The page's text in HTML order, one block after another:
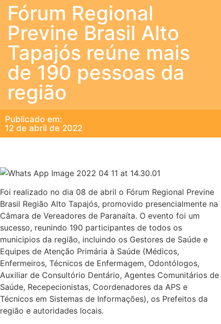
Fórum Regional
Previne Brasil Alto
Tapajós reúne mais
de 190 pessoas da
região
Publicado em:
12 de abril de 2022
Foi realizado no dia 08 de abril o Fórum Regional Previne
Brasil Região Alto Tapajós, promovido presencialmente na
Câmara de Vereadores de Paranaíta. O evento foi um
sucesso, reunindo 190 participantes de todos os
municipios da região, incluindo os Gestores de Saúde e
Equipes de Atenção Primária à Saúde (Médicos,
Enfermeiros, Técnicos de Enfermagem, Odontólogos,
Auxiliar de Consultório Dentário, Agentes Comunitários de
Saúde, Recepecionistas, Coordenadores da APS e
Técnicos em Sistemas de Informações), os Prefeitos da
região e autoridades locais.